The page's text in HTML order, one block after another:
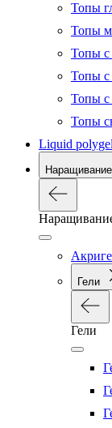
Топы
Топы
Топы
Топы с
Топы с
Топы
Liquid polygel
Наращивание
Гели
Гели